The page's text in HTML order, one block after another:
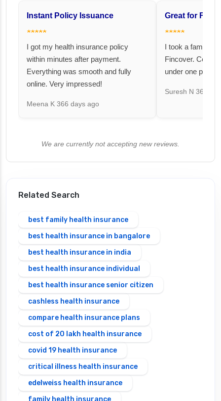
Instant Policy Issuance
★★★★★
I got my health insurance policy
within minutes after payment.
Everything was smooth and fully
online. Very impressed!
Meena K 366 days ago
Great for
★★★★★
I took a family
Fincover.
under one
Suresh N 367
We are currently not accepting new reviews.
Related Search
best family health insurance
best health insurance in bangalore
best health insurance in india
best health insurance individual
best health insurance senior citizen
cashless health insurance
compare health insurance plans
cost of 20 lakh health insurance
covid 19 health insurance
critical illness health insurance
edelweiss health insurance
family health insurance